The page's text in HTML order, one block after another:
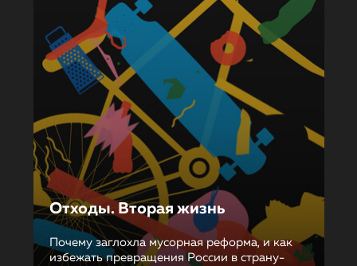
Отходы. Вторая жизнь
Почему заглохла мусорная реформа, и как
избежать превращения России в страну-